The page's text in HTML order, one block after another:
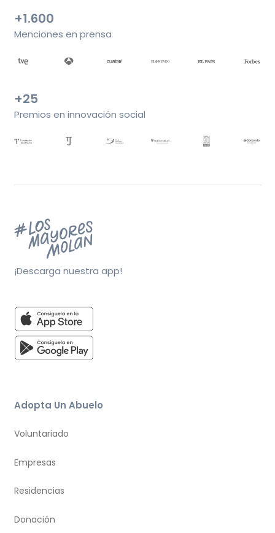
+1.600
Menciones en prensa
+25
Premios en innovación social
¡Descarga nuestra app!
Adopta Un Abuelo
Voluntariado
Empresas
Residencias
Donación